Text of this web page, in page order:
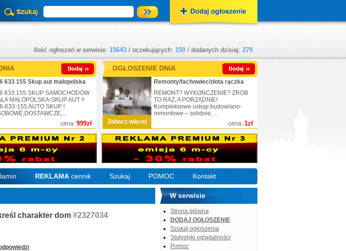
Ilość ogłoszeń w serwisie: 15643 / oczekujących: 150 / dodanych dzisiaj: 279
cena: 999zł
633 155 Skup aut małopolska
633 155 SKUP SAMOCHODÓW
MAŁOPOLSKA-SKUP AUT !!
633-155 AUTO SKUP !
OGŁOSZENIE DNIA
Zobacz więcej cena: 1zł
Remonty/fachowiec/złota rączka
REMONT? WYKOŃCZENIE? ZRÓB
TO RAZ, A PORZĄDNIE!
Kompleksowe usługi budowlano-
remontowe – solidnie, ...
REKLAMA cennik Szukaj POMOC Kontakt
charakter dom #2327034
W serwisie
Strona główna
DODAJ OGŁOSZENIE
Szukaj ogłoszenia
Statystyki oglądalności
Pomoc